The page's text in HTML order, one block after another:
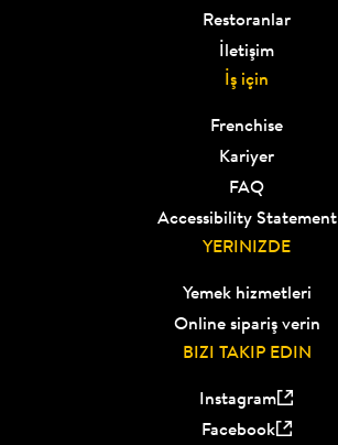
Restoranlar
İletişim
İş için
Frenchise
Kariyer
FAQ
Accessibility Statement
YERINIZDE
Yemek hizmetleri
Online sipariş verin
BIZI TAKIP EDIN
Instagram
Facebook